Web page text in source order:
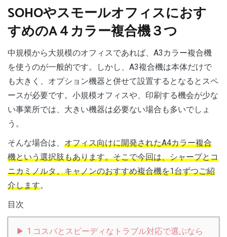
SOHOやスモールオフィスにおす
すめのA４カラー複合機３つ
中規模から大規模のオフィスであれば、A3カラー複合機
を使うのが一般的です。しかし、A3複合機は本体だけで
も大きく、オプション機器と併せて設置するとなるとスペ
ースが必要です。小規模オフィスや、印刷する機会が少な
い事業所では、大きい機器は必要ない場合も多いでしょ
う。
そんな場合は、 オフィス向けに開発されたA4カラー複合
機という選択肢もあります。そこで今回は、シャープとコ
ニカミノルタ、キャノンのおすすめ複合機を1台ずつご紹
介します。
目次
1.コスパとスピーディなトラブル対応で選ぶなら